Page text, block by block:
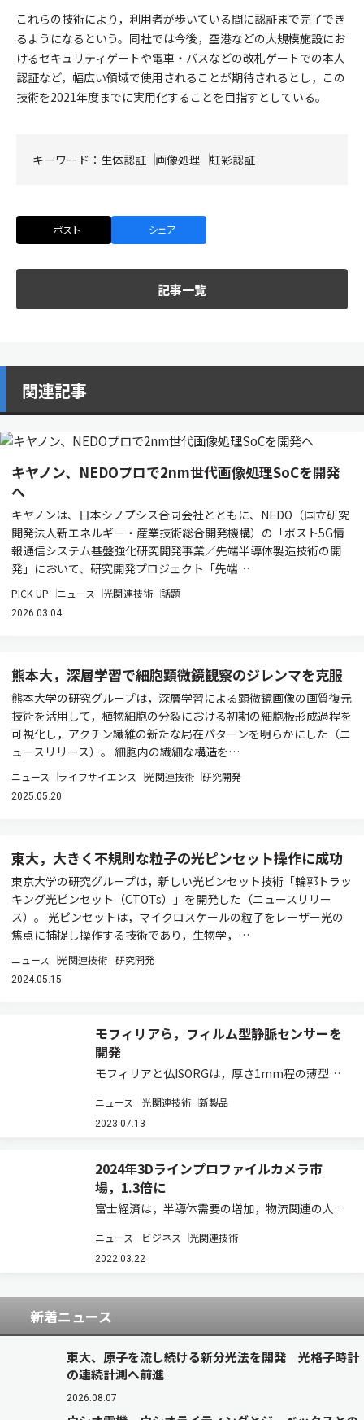
これらの技術により，利用者が歩いている間に認証まで完了でき
るようになるという。同社では今後，空港などの大規模施設にお
けるセキュリティゲートや電車・バスなどの改札ゲートでの本人
認証など，幅広い領域で使用されることが期待されるとし，この
技術を2021年度までに実用化することを目指すとしている。
キーワード： 生体認証 画像処理 虹彩認証
ポスト シェア
記事一覧
関連記事
キヤノン、NEDOプロで2nm世代画像処理SoCを開発
へ
キヤノンは、日本シノプシス合同会社とともに、NEDO（国立研究
開発法人新エネルギー・産業技術総合開発機構）の「ポスト5G情
報通信システム基盤強化研究開発事業／先端半導体製造技術の開
発」において、研究開発プロジェクト「先端…
PICK UP ニュース 光関連技術 話題
2026.03.04
熊本大，深層学習で細胞顕微鏡観察のジレンマを克服
熊本大学の研究グループは，深層学習による顕微鏡画像の画質復元
技術を活用して，植物細胞の分裂における初期の細胞板形成過程を
可視化し，アクチン繊維の新たな局在パターンを明らかにした（ニ
ュースリリース）。 細胞内の繊細な構造を…
ニュース ライフサイエンス 光関連技術 研究開発
2025.05.20
東大，大きく不規則な粒子の光ピンセット操作に成功
東京大学の研究グループは，新しい光ピンセット技術「輪郭トラッ
キング光ピンセット（CTOTs）」を開発した（ニュースリリー
ス）。 光ピンセットは，マイクロスケールの粒子をレーザー光の
焦点に捕捉し操作する技術であり，生物学，…
ニュース 光関連技術 研究開発
2024.05.15
モフィリアら，フィルム型静脈センサーを
開発
モフィリアと仏ISORGは，厚さ1mm程の薄型フ
る技術を開発した（ニュースリリース）。 静脈認
証とは，人によって全く異なっている静脈のパタ
ニュース 光関連技術 新製品
2023.07.13
2024年3Dラインプロファイルカメラ市
場，1.3倍に
富士経済は，半導体需要の増加，物流関連の人手
集まる画像処理システムの世界市場を調査し，そ
の結果を「2022年版 画像処理システム市場の現
ニュース ビジネス 光関連技術
2022.03.22
新着ニュース
東大、原子を流し続ける新分光法を開発 光格子時計
の連続計測へ前進
2026.08.07